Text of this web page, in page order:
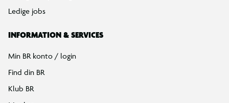
Ledige jobs
INFORMATION & SERVICES
Min BR konto / login
Find din BR
Klub BR